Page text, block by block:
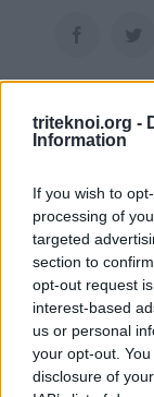
triteknoi.org -
Information
If you wish to
processing of
targeted
section to
opt-out request
interest-based
us or personal
your opt-out.
disclosure of
ΡΟΗ
KES COLLEGE
6 Αυγούστου
Αιτήσεις
Γραφείο
13 Ιουλίου 2026